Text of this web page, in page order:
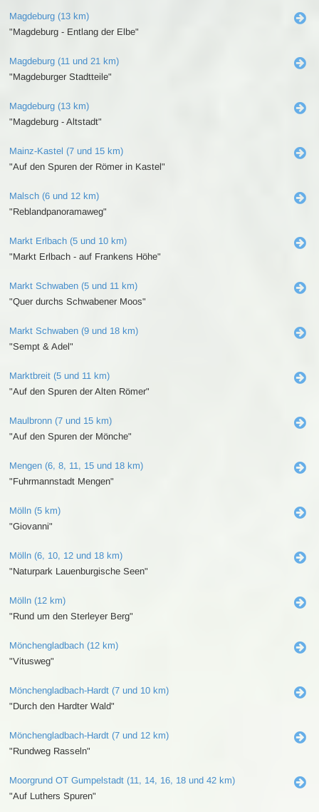
Magdeburg (13 km)
"Magdeburg - Entlang der Elbe"
Magdeburg (11 und 21 km)
"Magdeburger Stadtteile"
Magdeburg (13 km)
"Magdeburg - Altstadt"
Mainz-Kastel (7 und 15 km)
"Auf den Spuren der Römer in Kastel"
Malsch (6 und 12 km)
"Reblandpanoramaweg"
Markt Erlbach (5 und 10 km)
"Markt Erlbach - auf Frankens Höhe"
Markt Schwaben (5 und 11 km)
"Quer durchs Schwabener Moos"
Markt Schwaben (9 und 18 km)
"Sempt & Adel"
Marktbreit (5 und 11 km)
"Auf den Spuren der Alten Römer"
Maulbronn (7 und 15 km)
"Auf den Spuren der Mönche"
Mengen (6, 8, 11, 15 und 18 km)
"Fuhrmannstadt Mengen"
Mölln (5 km)
"Giovanni"
Mölln (6, 10, 12 und 18 km)
"Naturpark Lauenburgische Seen"
Mölln (12 km)
"Rund um den Sterleyer Berg"
Mönchengladbach (12 km)
"Vitusweg"
Mönchengladbach-Hardt (7 und 10 km)
"Durch den Hardter Wald"
Mönchengladbach-Hardt (7 und 12 km)
"Rundweg Rasseln"
Moorgrund OT Gumpelstadt (11, 14, 16, 18 und 42 km)
"Auf Luthers Spuren"